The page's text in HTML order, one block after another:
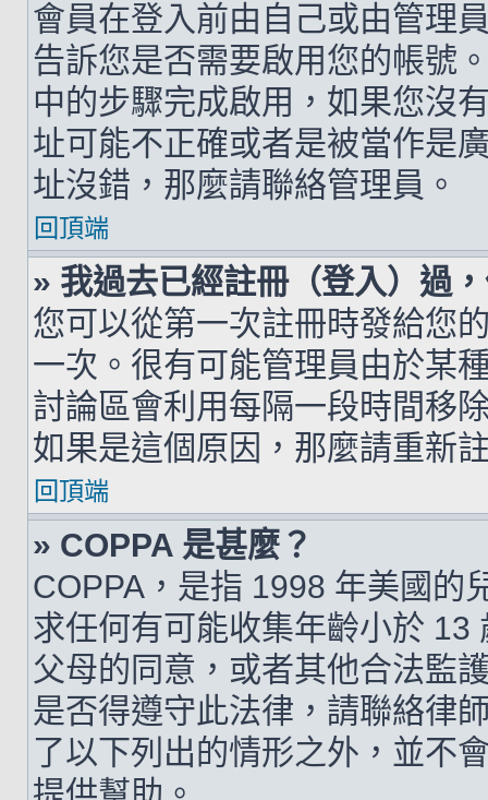
會員在登入前由自己或由管理
告訴您是否需要啟用您的帳號
中的步驟完成啟用，如果您沒
址可能不正確或者是被當作是
址沒錯，那麼請聯絡管理員。
回頂端
» 我過去已經註冊（登入）過
您可以從第一次註冊時發給您
一次。很有可能管理員由於某
討論區會利用每隔一段時間移
如果是這個原因，那麼請重新
回頂端
» COPPA 是甚麼？
COPPA，是指 1998 年美國的
求任何有可能收集年齡小於 13
父母的同意，或者其他合法監
是否得遵守此法律，請聯絡律
了以下列出的情形之外，並不